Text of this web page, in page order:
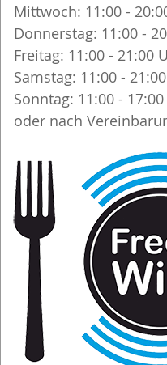
Mittwoch: 11:00 -
Donnerstag: 11:00 -
Freitag: 11:00 - 21:00
Samstag: 11:00 -
Sonntag: 11:00 -
oder nach